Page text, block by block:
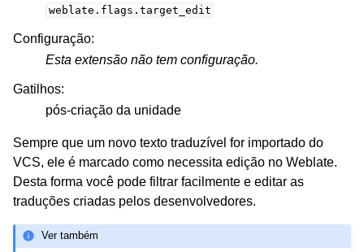
weblate.flags.target_edit
Configuração:
Esta extensão não tem configuração.
Gatilhos:
pós-criação da unidade
Sempre que um novo texto traduzível for importado do
VCS, ele é marcado como necessita edição no Weblate.
Desta forma você pode filtrar facilmente e editar as
traduções criadas pelos desenvolvedores.
Ver também